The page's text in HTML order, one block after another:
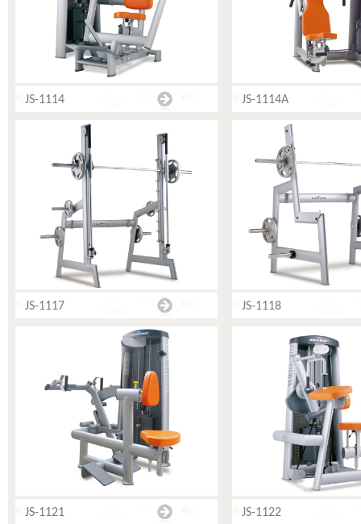
JS-1114 JS-1114A
JS-1117 JS-1118
JS-1121 JS-1122